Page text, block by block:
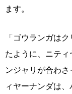
ます。
「ゴウランガは
たように、ニテ
ンジャリが合わ
ィヤーナンダは